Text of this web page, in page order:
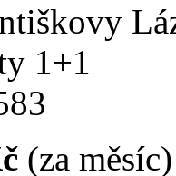
1+1
(za měsíc)